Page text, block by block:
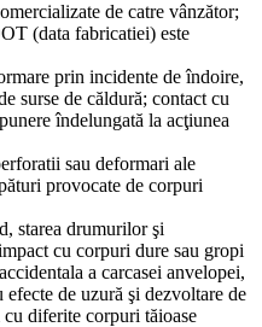
de catre vânzător;
(data fabricatiei) este
prin incidente de îndoire,
surse de căldură; contact cu
îndelungată la acţiunea
sau deformari ale
provocate de corpuri
starea drumurilor şi
cu corpuri dure sau gropi
a carcasei anvelopei,
de uzură şi dezvoltare de
diferite corpuri tăioase